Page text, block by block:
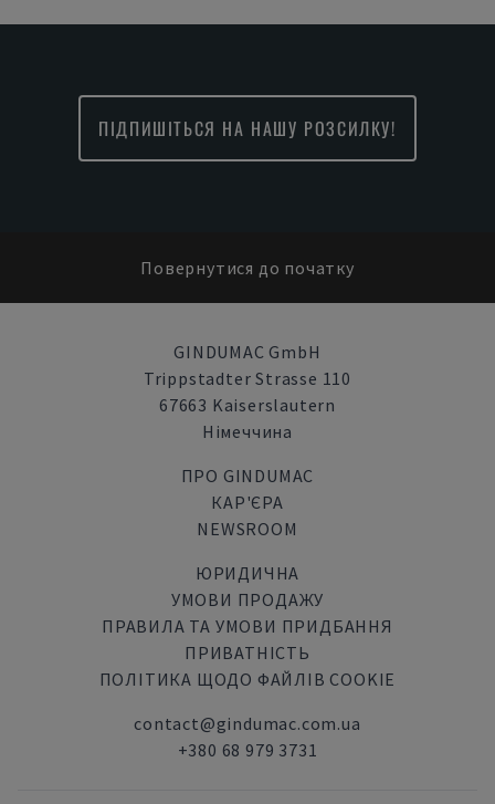
ПІДПИШІТЬСЯ НА НАШУ РОЗСИЛКУ!
Повернутися до початку
GINDUMAC GmbH
Trippstadter Strasse 110
67663 Kaiserslautern
Німеччина
ПРО GINDUMAC
КАР'ЄРА
NEWSROOM
ЮРИДИЧНА
УМОВИ ПРОДАЖУ
ПРАВИЛА ТА УМОВИ ПРИДБАННЯ
ПРИВАТНІСТЬ
ПОЛІТИКА ЩОДО ФАЙЛІВ COOKIE
contact@gindumac.com.ua
+380 68 979 3731